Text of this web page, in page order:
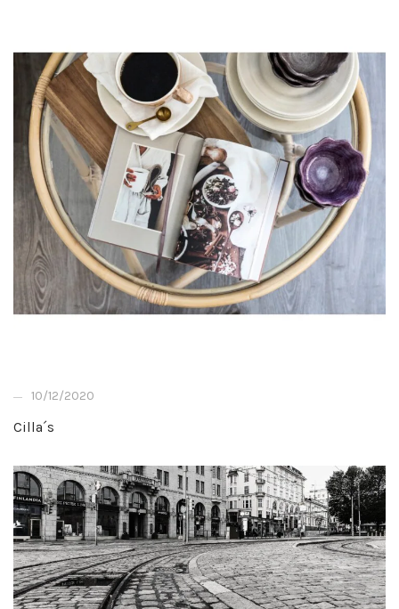
10/12/2020
Cilla´s